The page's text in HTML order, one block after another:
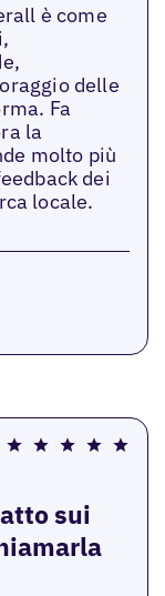
è come
delle
Fa
la
molto più
dei
locale.
sui